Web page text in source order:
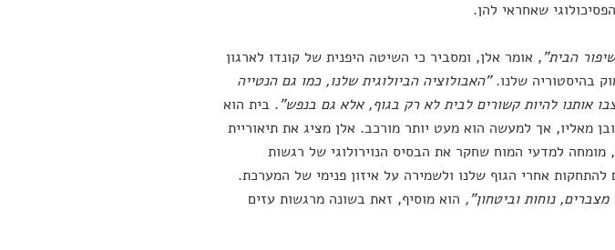
שאחראי להן.
הבית", אומר אלן, ומסביר כי השיטה היפנית של קונדו לארגון
בהיסטוריה שלנו."האבולוציה הביולוגית שלנו, כמו גם הנטייה
אותנו להיות קשורים לבית לא רק בגוף, אלא גם בנפש". בית הוא
מאליו, אך למעשה הוא מעט יותר מורכב. אלן מציג את תיאוריית
מומחה למדעי המוח שחקר את הבסיס הנוירולוגי של רגשות
אחרי הגוף שלנו ולשמירה על איזון פנימי של המערכת.
נוחות וביטחון", הוא מוסיף, זאת בשונה מרגשות עזים